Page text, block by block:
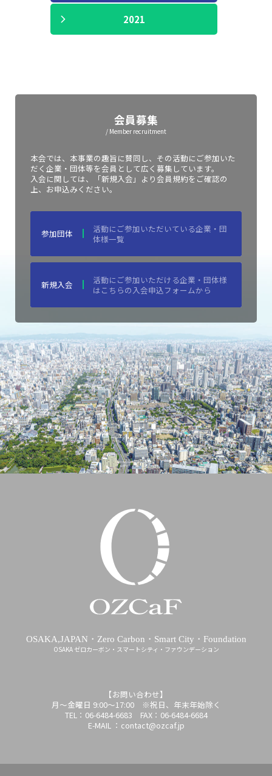
2021
会員募集
/ Member recruitment
本会では、本事業の趣旨に賛同し、その活動にご参加いた
だく企業・団体等を会員として広く募集しています。
入会に関しては、「新規入会」より会員規約をご確認の
上、お申込みください。
参加団体
活動にご参加いただいている企業・団
体様一覧
新規入会
活動にご参加いただける企業・団体様
はこちらの入会申込フォームから
OSAKA,JAPAN・Zero Carbon・Smart City・Foundation
OSAKA ゼロカーボン・スマートシティ・ファウンデーション
【お問い合わせ】
月～金曜日 9:00～17:00 ※祝日、年末年始除く
TEL：06-6484-6683 FAX：06-6484-6684
E-MAIL ：contact@ozcaf.jp